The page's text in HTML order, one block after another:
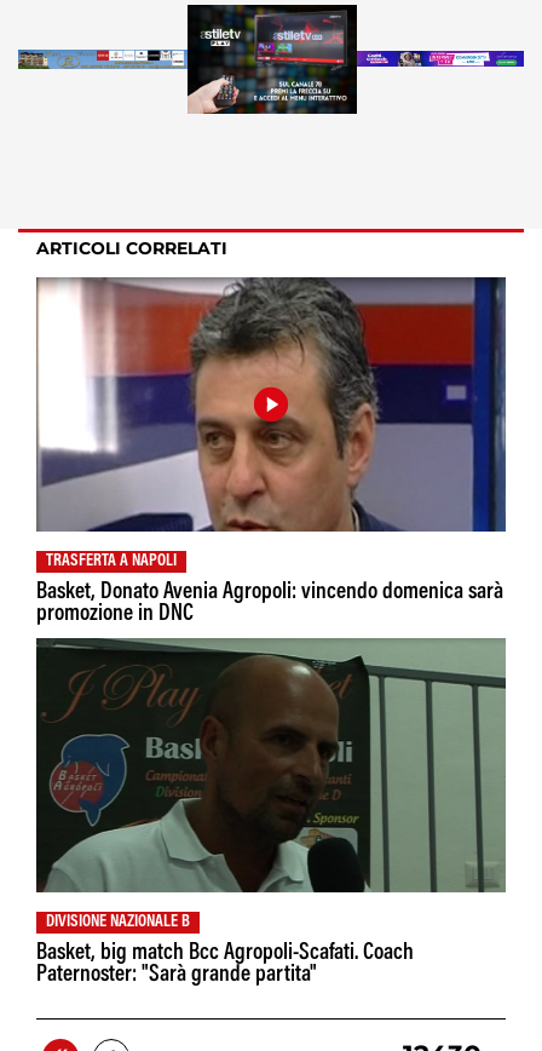
ARTICOLI CORRELATI
TRASFERTA A NAPOLI
Basket, Donato Avenia Agropoli: vincendo domenica sarà
promozione in DNC
DIVISIONE NAZIONALE B
Basket, big match Bcc Agropoli-Scafati. Coach
Paternoster: "Sarà grande partita"